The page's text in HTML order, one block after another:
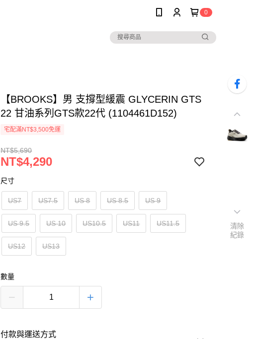
0
【BROOKS】男 支撐型緩震 GLYCERIN GTS
22 甘油系列GTS款22代 (1104461D152)
宅配滿NT$3,500免運
NT$5,690
NT$4,290
尺寸
US7 US7.5 US 8 US 8.5 US 9
US 9.5 US 10 US10.5 US11 US11.5
US12 US13
數量
付款與運送方式
清除
紀錄